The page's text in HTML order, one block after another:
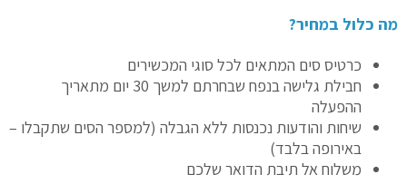
מה כלול במחיר?
כרטיס סים המתאים לכל סוגי המכשירים
חבילת גלישה בנפח שבחרתם למשך 30 יום מתאריך
ההפעלה
שיחות והודעות נכנסות ללא הגבלה (למספר הסים שתקבלו –
באירופה בלבד)
משלוח אל תיבת הדואר שלכם